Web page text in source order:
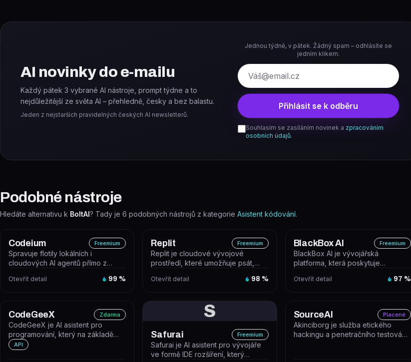
AI novinky do e-mailu
Každý pátek 3 vybrané AI nástroje, prompt týdne a to
nejdůležitější ze světa AI – přehledně, česky a bez balastu.
Jeden z nejstarších pravidelných českých AI newsletterů.
Jednou týdně, v pátek. Žádný spam – odhlásíte se
jedním klikem.
E-mail
Přihlásit se k odběru
Souhlasím se zasíláním novinek a zpracováním
osobních údajů.
Podobné nástroje
Hledáte alternativu k BoltAI? Tady je 6 podobných nástrojů z kategorie Asistent kódování.
Codeium Freemium
Spravuje flotily lokálních i
cloudových AI agentů přímo z
Otevřít detail 99 %
Replit Freemium
Replit je cloudové vývojové
prostředí, které umožňuje psát,
weby...
Otevřít detail 98 %
BlackBox AI Freemium
BlackBox AI je vývojářská
platforma, která poskytuje
cloudové agenty...
Otevřít detail 97 %
CodeGeeX Zdarma
CodeGeeX je AI asistent pro
programování, který na základě
textového dotazu generuje
API
S
Safurai Freemium
Safurai je AI asistent pro vývojáře
ve formě IDE rozšíření, který
SourceAI Placené
Akinciborg je služba etického
hackingu a penetračního testování